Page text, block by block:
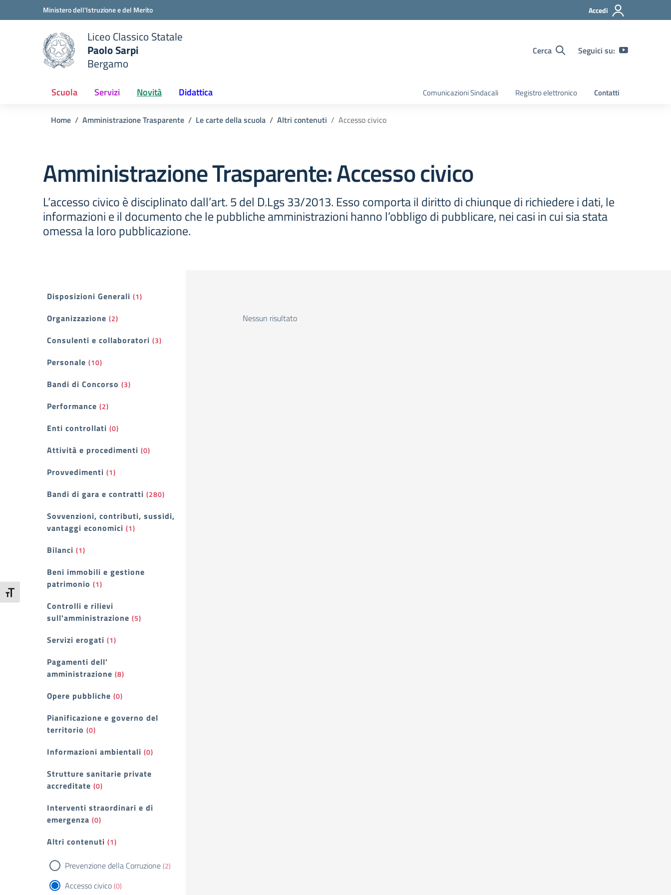
Attiva/disattiva dimensione testo
Vai ai contenuti
Vai al menu di navigazioneMinistero dell'Istruzione e del Merito Accedi
scuola
Liceo Classico Statale
Paolo Sarpi
Bergamo
Cerca Seguici su:
Scuola Servizi Novità Didattica Comunicazioni Sindacali Registro elettronico Contatti
Home Amministrazione Trasparente Le carte della scuola Altri contenuti Accesso civico
Amministrazione Trasparente:Accesso civico
L’accesso civico è disciplinato dall’art. 5 del D.Lgs 33/2013. Esso comporta il diritto di chiunque di richiedere i dati, le
informazioni e il documento che le pubbliche amministrazioni hanno l’obbligo di pubblicare, nei casi in cui sia stata
omessa la loro pubblicazione.
Filtri
Disposizioni Generali (1)
Organizzazione (2)
Consulenti e collaboratori (3)
Personale (10)
Bandi di Concorso (3)
Performance (2)
Enti controllati (0)
Attività e procedimenti (0)
Provvedimenti (1)
Bandi di gara e contratti (280)
Sovvenzioni, contributi, sussidi,
vantaggi economici (1)
Bilanci (1)
Beni immobili e gestione
patrimonio (1)
Controlli e rilievi
sull'amministrazione (5)
Servizi erogati (1)
Pagamenti dell'
amministrazione (8)
Opere pubbliche (0)
Pianificazione e governo del
territorio (0)
Informazioni ambientali (0)
Strutture sanitarie private
accreditate (0)
Interventi straordinari e di
emergenza (0)
Altri contenuti (1)
Prevenzione della Corruzione(2)
Accesso civico(0)
Nessun risultato